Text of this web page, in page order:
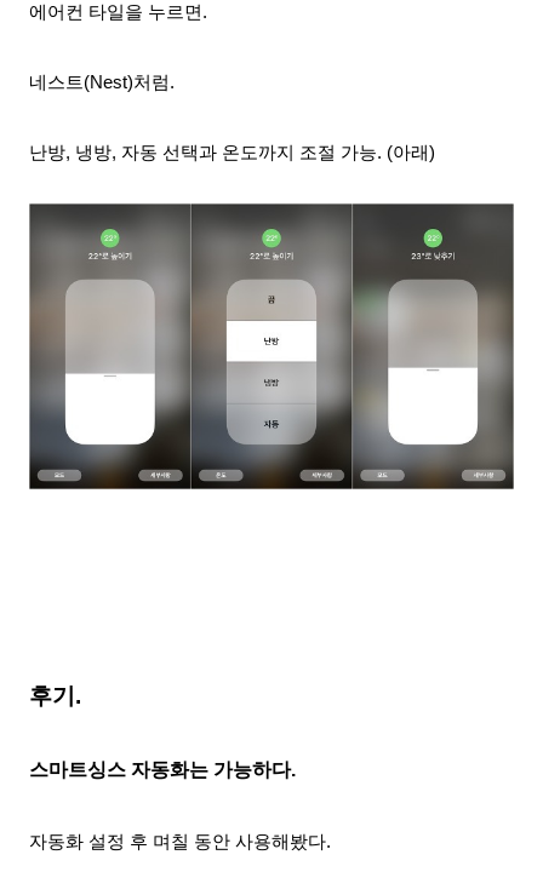
에어컨 타일을 누르면.
네스트(Nest)처럼.
난방, 냉방, 자동 선택과 온도까지 조절 가능. (아래)
후기.
스마트싱스 자동화는 가능하다.
자동화 설정 후 며칠 동안 사용해봤다.